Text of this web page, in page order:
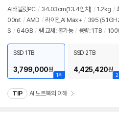
견
점
리
뷰
AI태블릿PC / 34.03cm(13.4인치) / 1.2kg /
00nit / AMD / 라이젠AI Max+ / 395
S / 64GB / 램 교체: 불가능 / 용량: 1TB /
1위
SSD 1TB
3,799,000원
2
SSD 2TB
4,425,420원
TIP AI 노트북의 이해